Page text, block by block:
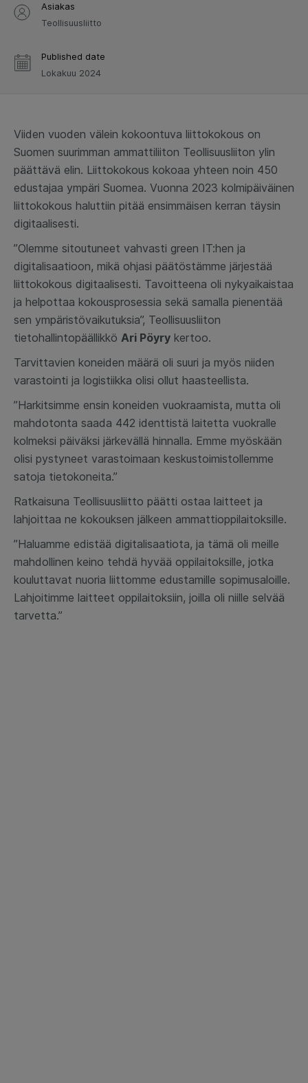
Asiakas
Teollisuusliitto
Published date
Lokakuu 2024
Viiden vuoden välein kokoontuva liittokokous on
Suomen suurimman ammattiliiton Teollisuusliiton ylin
päättävä elin. Liittokokous kokoaa yhteen noin 450
edustajaa ympäri Suomea. Vuonna 2023 kolmipäiväinen
liittokokous haluttiin pitää ensimmäisen kerran täysin
digitaalisesti.
”Olemme sitoutuneet vahvasti green IT:hen ja
digitalisaatioon, mikä ohjasi päätöstämme järjestää
liittokokous digitaalisesti. Tavoitteena oli nykyaikaistaa
ja helpottaa kokousprosessia sekä samalla pienentää
sen ympäristövaikutuksia”, Teollisuusliiton
tietohallintopäällikkö Ari Pöyry kertoo.
Tarvittavien koneiden määrä oli suuri ja myös niiden
varastointi ja logistiikka olisi ollut haasteellista.
”Harkitsimme ensin koneiden vuokraamista, mutta oli
mahdotonta saada 442 identtistä laitetta vuokralle
kolmeksi päiväksi järkevällä hinnalla. Emme myöskään
olisi pystyneet varastoimaan keskustoimistollemme
satoja tietokoneita.”
Ratkaisuna Teollisuusliitto päätti ostaa laitteet ja
lahjoittaa ne kokouksen jälkeen ammattioppilaitoksille.
”Haluamme edistää digitalisaatiota, ja tämä oli meille
mahdollinen keino tehdä hyvää oppilaitoksille, jotka
kouluttavat nuoria liittomme edustamille sopimusaloille.
Lahjoitimme laitteet oppilaitoksiin, joilla oli niille selvää
tarvetta.”